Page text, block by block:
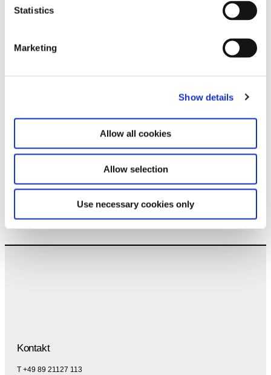
Statistics
Marketing
Show details
Allow all cookies
Allow selection
Use necessary cookies only
bevorstehende Ausstellungen. Wir freuen uns
Durch Ihre Anmeldung zum Newsletter stimmen
Sie der Datenschutzerklärung und der AGB zu,
speziell zum Erhalt von E-Mails.
Kontakt
T +49 89 21127 113